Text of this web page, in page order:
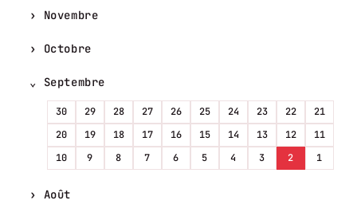
Novembre
Octobre
Septembre
30 29 28 27 26 25 24 23 22
21
20
19 18 17 16 15 14 13 12
11
10
9 8 7 6 5 4 3 2 1
Août